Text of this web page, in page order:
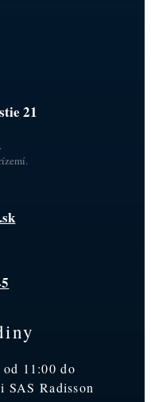
21
11:00 do
SAS Radisson